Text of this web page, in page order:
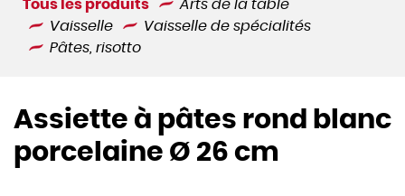
Tous les produits
Arts de la table
Vaisselle
Vaisselle de spécialités
Pâtes, risotto
Assiette à pâtes rond blanc
porcelaine Ø 26 cm